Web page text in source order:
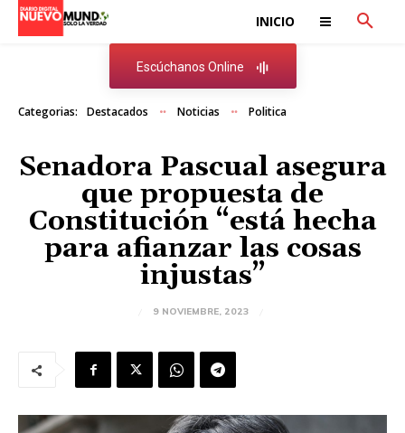
INICIO
Escúchanos Online
Categorias: Destacados Noticias Politica
Senadora Pascual asegura
que propuesta de
Constitución “está hecha
para afianzar las cosas
injustas”
9 NOVIEMBRE, 2023